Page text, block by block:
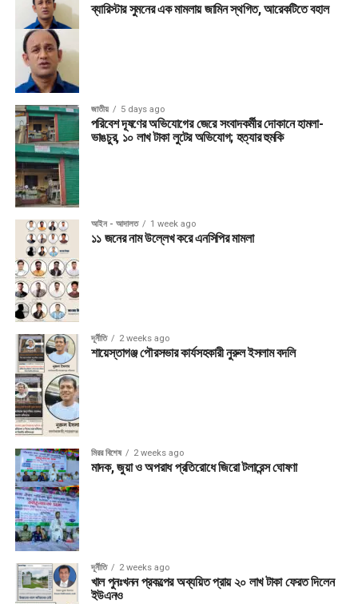
ব্যারিস্টার সুমনের এক মামলায় জামিন স্থগিত, আরেকটিতে বহাল
জাতীয় 5 days ago
পরিবেশ দূষণের অভিযোগের জেরে সংবাদকর্মীর দোকানে হামলা-
ভাঙচুর, ১০ লাখ টাকা লুটের অভিযোগ; হত্যার হুমকি
আইন - আদালত 1 week ago
১১ জনের নাম উল্লেখ করে এনসিপির মামলা
দূর্নীতি 2 weeks ago
শায়েস্তাগঞ্জ পৌরসভার কার্যসহকারী নুরুল ইসলাম বদলি
মিরর বিশেষ 2 weeks ago
মাদক, জুয়া ও অপরাধ প্রতিরোধে জিরো টলারেন্স ঘোষণা
দূর্নীতি 2 weeks ago
খাল পুনঃখনন প্রকল্পের অব্যয়িত প্রায় ২০ লাখ টাকা ফেরত দিলেন
ইউএনও